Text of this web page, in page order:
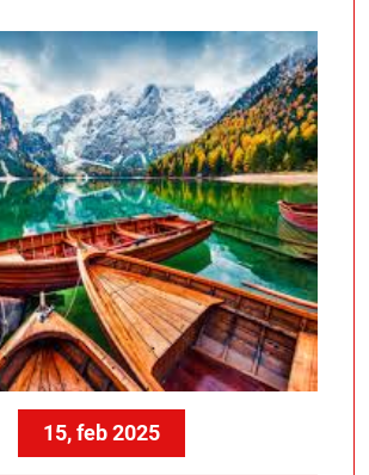
15, feb 2025